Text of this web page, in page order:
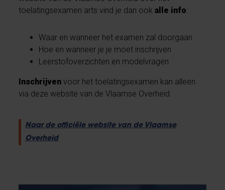
toelatingsexamen arts vind je dan ook alle info:
Waar en wanneer het examen zal doorgaan
Hoe en wanneer je je moet inschrijven
Leerstofoverzichten en modelvragen
Inschrijven voor het toelatingsexamen kan alleen
via deze website van de Vlaamse Overheid.
Naar de officiële website van de Vlaamse
Overheid